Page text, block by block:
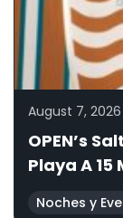
August 7, 2026
OPEN’s
Playa A 15
Noches y